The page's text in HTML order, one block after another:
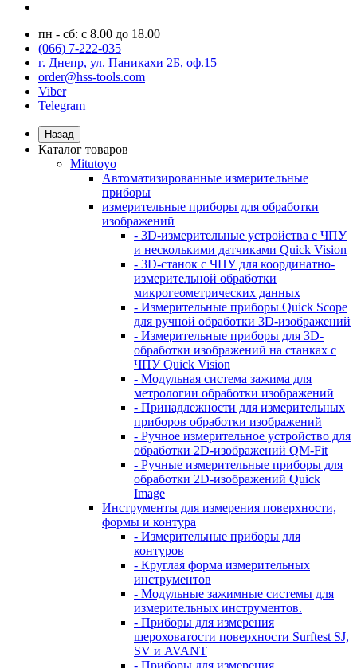
пн - сб: с 8.00 до 18.00
(066) 7-222-035
г. Днепр, ул. Паникахи 2Б, оф.15
order@hss-tools.com
Viber
Telegram
Назад
Каталог товаров
Mitutoyo
Автоматизированные измерительные
приборы
измерительные приборы для обработки
изображений
- 3D-измерительные устройства с ЧПУ
и несколькими датчиками Quick Vision
- 3D-станок с ЧПУ для координатно-
измерительной обработки
микрогеометрических данных
- Измерительные приборы Quick Scope
для ручной обработки 3D-изображений
- Измерительные приборы для 3D-
обработки изображений на станках с
ЧПУ Quick Vision
- Модульная система зажима для
метрологии обработки изображений
- Принадлежности для измерительных
приборов обработки изображений
- Ручное измерительное устройство для
обработки 2D-изображений QM-Fit
- Ручные измерительные приборы для
обработки 2D-изображений Quick
Image
Инструменты для измерения поверхности,
формы и контура
- Измерительные приборы для
контуров
- Круглая форма измерительных
инструментов
- Модульные зажимные системы для
измерительных инструментов.
- Приборы для измерения
шероховатости поверхности Surftest SJ,
SV и AVANT
- Приборы для измерения